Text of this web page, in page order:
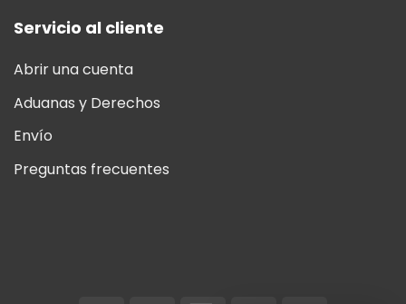
Servicio al cliente
Abrir una cuenta
Aduanas y Derechos
Envío
Preguntas frecuentes